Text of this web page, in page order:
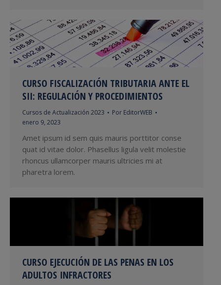
CURSO FISCALIZACIÓN TRIBUTARIA ANTE EL
SII: REGULACIÓN Y PROCEDIMIENTOS
Cursos de Actualización 2023 Por EditorWEB
enero 9, 2023
Amet ipsum id sem quis mauris porttitor conse
quat id vitae dolor. Phasellus ligula velit molestie
rhoncus ullamcorper mauris ultricies mi at
pharetra lorem.
CURSO EJECUCIÓN DE LAS PENAS EN LOS
ADULTOS INFRACTORES